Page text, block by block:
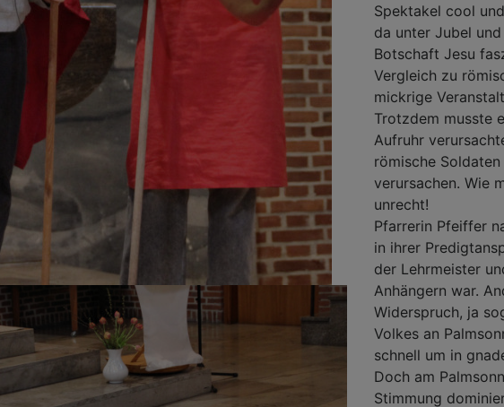
Spektakel cool
da unter Jubel
Botschaft Jesu
Vergleich zu
mickrige
Trotzdem musste
Aufruhr
römische
verursachen. Wie
unrecht!
Pfarrerin Pfeiffer
in ihrer
der Lehrmeister
Anhängern war.
Widerspruch, ja
Volkes an
schnell um in
Doch am
Stimmung